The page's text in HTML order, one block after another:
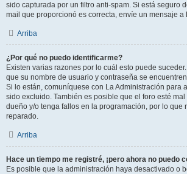
sido capturada por un filtro anti-spam. Si está seguro
mail que proporcionó es correcta, envíe un mensaje a
Arriba
¿Por qué no puedo identificarme?
Existen varias razones por lo cuál esto puede
que su nombre de usuario y contraseña se
Si lo están, comuníquese con La Administración para
sido excluido. También es posible que el foro esté
dueño y/o tenga fallos en la programación, por lo que
reparado.
Arriba
Hace un tiempo me registré, ¡pero ahora no puedo
Es posible que la administración haya desactivado o